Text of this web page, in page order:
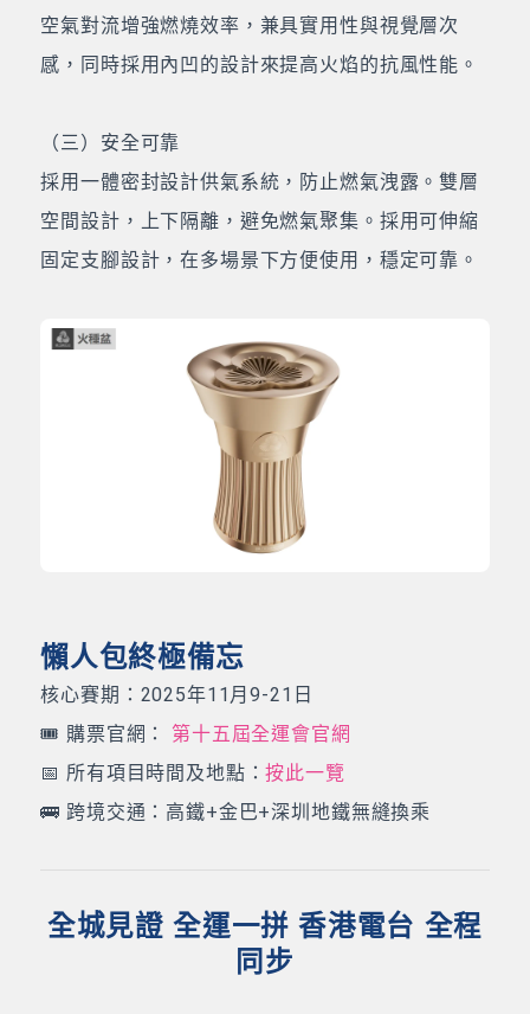
空氣對流增強燃燒效率，兼具實用性與視覺層次
感，同時採用內凹的設計來提高火焰的抗風性能。
（三）安全可靠
採用一體密封設計供氣系統，防止燃氣洩露。雙層
空間設計，上下隔離，避免燃氣聚集。採用可伸縮
固定支腳設計，在多場景下方便使用，穩定可靠。
懶人包終極備忘
核心賽期：2025年11月9-21日
🎟️ 購票官網：
第十五屆全運會官網
📅 所有項目時間及地點：按此一覽
🚌 跨境交通：高鐵+金巴+深圳地鐵無縫換乘
全城見證 全運一拼 香港電台 全程
同步